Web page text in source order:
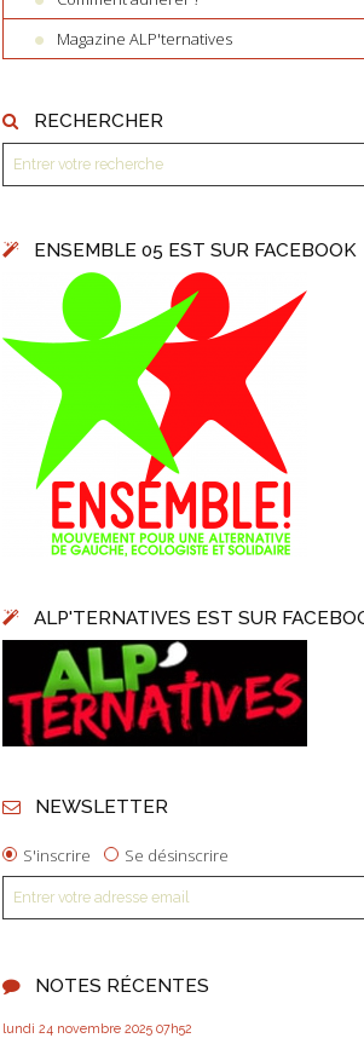
Magazine ALP'ternatives
RECHERCHER
ENSEMBLE 05 EST SUR FACEBOOK
ALP'TERNATIVES EST SUR
NEWSLETTER
S'inscrire Se désinscrire
NOTES RÉCENTES
lundi 24 novembre 2025 07h52